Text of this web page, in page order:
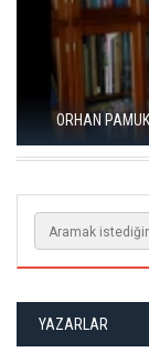
RIZA
YAZARLAR